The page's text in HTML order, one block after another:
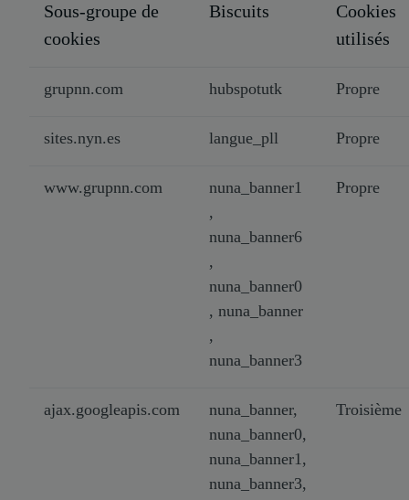
Sous-groupe de
cookies
Biscuits
Cookies
utilisés
grupnn.com hubspotutk Propre
sites.nyn.es langue_pll Propre
www.grupnn.com
nuna_banner1
,
nuna_banner6
,
nuna_banner0
, nuna_banner
,
nuna_banner3
Propre
ajax.googleapis.com
nuna_banner,
nuna_banner0,
nuna_banner1,
nuna_banner3,
Troisième